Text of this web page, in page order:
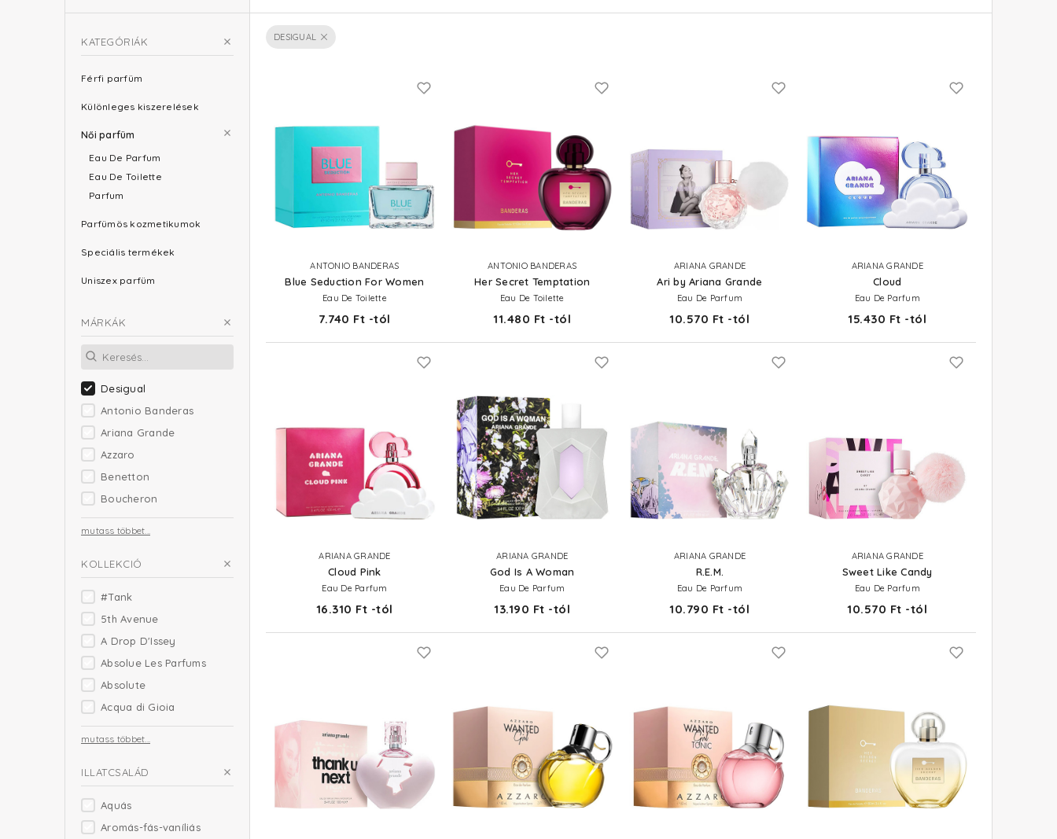
KATEGÓRIÁK
Férfi parfüm
Különleges kiszerelések
Női parfüm
Eau De Parfum
Eau De Toilette
Parfum
Parfümös kozmetikumok
Speciális termékek
Uniszex parfüm
MÁRKÁK
Desigual
Antonio Banderas
Ariana Grande
Azzaro
Benetton
Boucheron
mutass többet...
KOLLEKCIÓ
#Tank
5th Avenue
A Drop D'Issey
Absolue Les Parfums
Absolute
Acqua di Gioia
mutass többet...
ILLATCSALÁD
Aquás
Aromás-fás-vaníliás
DESIGUAL
ANTONIO BANDERAS
Blue Seduction For Women
Eau De Toilette
7.740 Ft -tól
ANTONIO BANDERAS
Her Secret Temptation
Eau De Toilette
11.480 Ft -tól
ARIANA GRANDE
Ari by Ariana Grande
Eau De Parfum
10.570 Ft -tól
ARIANA GRANDE
Cloud
Eau De Parfum
15.430 Ft -tól
ARIANA GRANDE
Cloud Pink
Eau De Parfum
16.310 Ft -tól
ARIANA GRANDE
God Is A Woman
Eau De Parfum
13.190 Ft -tól
ARIANA GRANDE
R.E.M.
Eau De Parfum
10.790 Ft -tól
ARIANA GRANDE
Sweet Like Candy
Eau De Parfum
10.570 Ft -tól